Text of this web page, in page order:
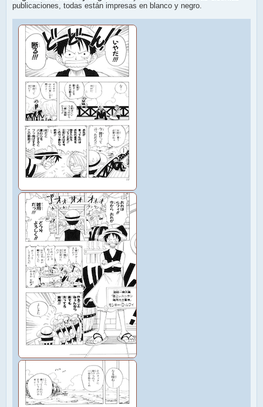
publicaciones, todas están impresas en blanco y negro.